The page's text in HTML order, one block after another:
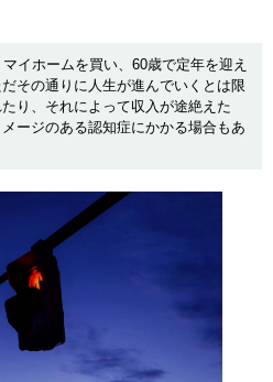
イホームを買い、60歳で定年を迎え
その通りに人生が進んでいくとは限
り、それによって収入が途絶えた
ージのある認知症にかかる場合もあ